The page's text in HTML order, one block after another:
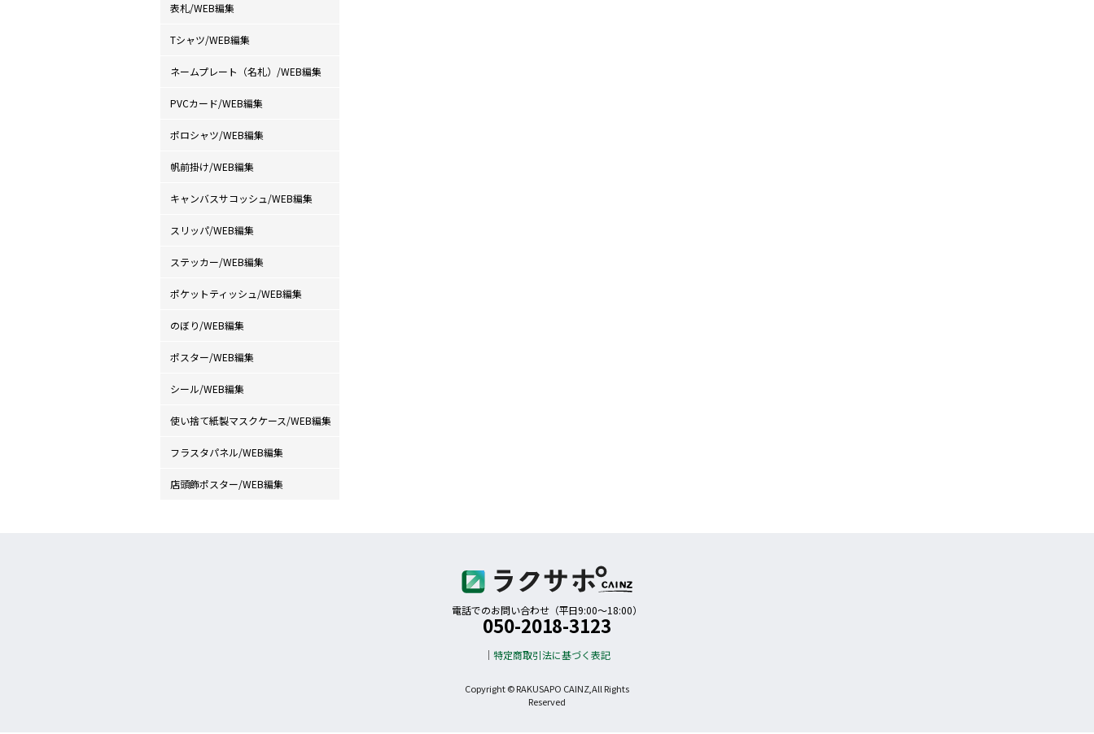
表札/WEB編集
Tシャツ/WEB編集
ネームプレート（名札）/WEB編集
PVCカード/WEB編集
ポロシャツ/WEB編集
帆前掛け/WEB編集
キャンバスサコッシュ/WEB編集
スリッパ/WEB編集
ステッカー/WEB編集
ポケットティッシュ/WEB編集
のぼり/WEB編集
ポスター/WEB編集
シール/WEB編集
使い捨て紙製マスクケース/WEB編集
フラスタパネル/WEB編集
店頭飾ポスター/WEB編集
電話でのお問い合わせ（平日9:00〜18:00）
050-2018-3123
特定商取引法に基づく表記
Copyright © RAKUSAPO CAINZ,All Rights
Reserved